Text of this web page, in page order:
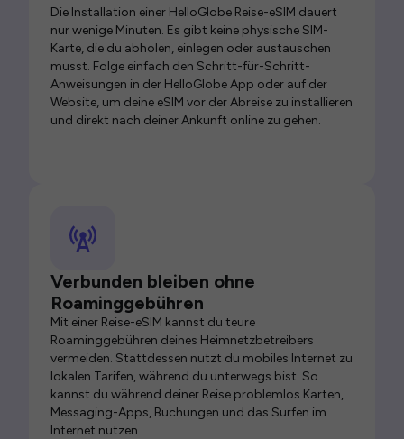
Die Installation einer HelloGlobe Reise-eSIM dauert
nur wenige Minuten. Es gibt keine physische SIM-
Karte, die du abholen, einlegen oder austauschen
musst. Folge einfach den Schritt-für-Schritt-
Anweisungen in der HelloGlobe App oder auf der
Website, um deine eSIM vor der Abreise zu installieren
und direkt nach deiner Ankunft online zu gehen.
Verbunden bleiben ohne
Roaminggebühren
Mit einer Reise-eSIM kannst du teure
Roaminggebühren deines Heimnetzbetreibers
vermeiden. Stattdessen nutzt du mobiles Internet zu
lokalen Tarifen, während du unterwegs bist. So
kannst du während deiner Reise problemlos Karten,
Messaging-Apps, Buchungen und das Surfen im
Internet nutzen.